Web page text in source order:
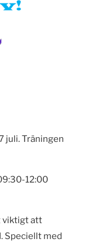
juli. Träningen
12:00
viktigt att
Speciellt med